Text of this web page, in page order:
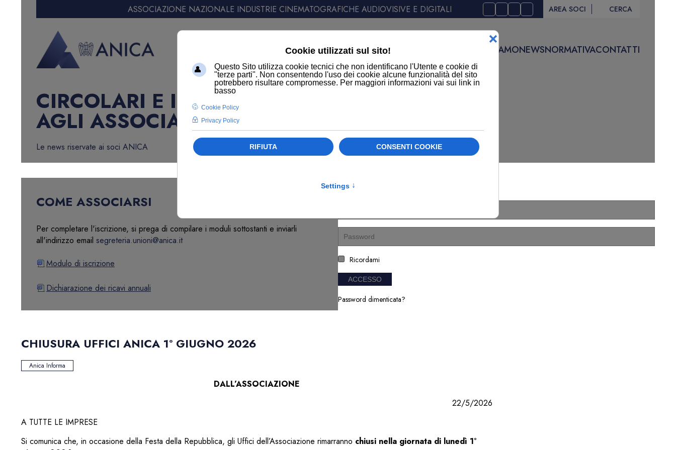
ASSOCIAZIONE NAZIONALE INDUSTRIE CINEMATOGRAFICHE AUDIOVISIVE E DIGITALI AREA SOCI CERCA
CHI SIAMONEWSNORMATIVACONTATTI
CIRCOLARI E INFORMATIVE
AGLI ASSOCIATI
Le news riservate ai soci ANICA
COME ASSOCIARSI
Per completare l'iscrizione, si prega di compilare i moduli sottostanti e inviarli
all'indirizzo email segreteria.unioni@anica.it
Modulo di iscrizione
Dichiarazione dei ricavi annuali
LOGIN SOCI
Ricordami
ACCESSO
Password dimenticata?
CHIUSURA UFFICI ANICA 1° GIUGNO 2026
Anica Informa
DALL’ASSOCIAZIONE
22/5/2026
A TUTTE LE IMPRESE
Si comunica che, in occasione della Festa della Repubblica, gli Uffici dell’Associazione rimarranno chiusi nella giornata di lunedì 1°